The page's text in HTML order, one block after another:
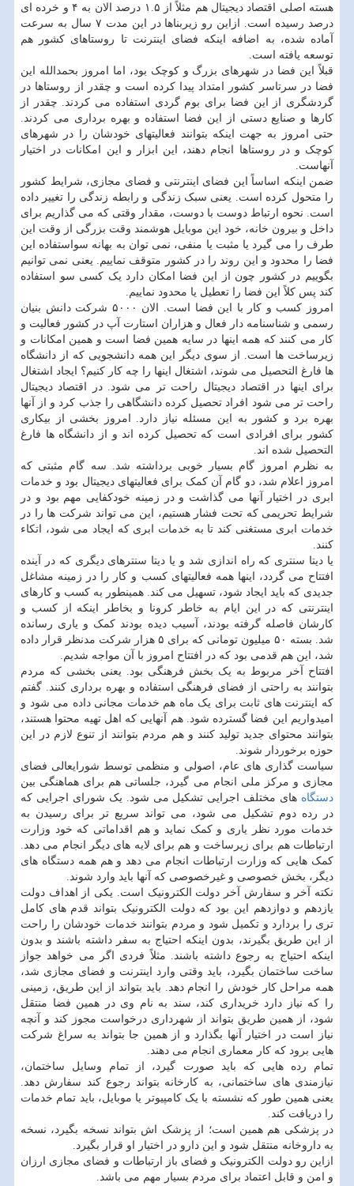
هسته اصلی اقتصاد دیجیتال هم مثلاً از ۱.۵ درصد الان به ۴ و خرده ای
درصد رسیده است. ازاین رو زیربناها در این مدت ۷ سال به سرعت
آماده شده، به اضافه اینکه فضای اینترنت تا روستاهای کشور هم
توسعه یافته است.
قبلاً این فضا در شهرهای بزرگ و کوچک بود، اما امروز بحمدالله این
فضا در سرتاسر کشور امتداد پیدا کرده است و چقدر از روستاها در
گردشگری از این فضا برای بوم گردی استفاده می کردند. چقدر از
کارها و صنایع دستی از این فضا استفاده و بهره برداری می کردند.
حتی امروز به جهت اینکه بتوانند فعالیتهای خودشان را در شهرهای
کوچک و در روستاها انجام دهند، این ابزار و این امکانات در اختیار
آنهاست.
ضمن اینکه اساساً این فضای اینترنتی و فضای مجازی، شرایط کشور
را متحول کرده است. یعنی سبک زندگی و رابطه زندگی را تغییر داده
است. نحوه ارتباط دوست با دوست، مقدار وقتی که می گذاریم برای
داخل و بیرون خانه، خود این موبایل هوشمند وقت بزرگی از وقت این
طرف را می گیرد یا مثبت یا منفی، نمی توان به بهانه سواستفاده این
فضا را محدود و این روند را در کشور متوقف نماییم. یعنی نمی توانیم
بگوییم در کشور چون از این فضا امکان دارد یک کسی سو استفاده
کند پس کلاً این فضا را تعطیل یا محدود نماییم.
امروز کسب و کار با این فضا است. الان ۵۰۰۰ شرکت دانش بنیان
رسمی و شناسنامه دار فعال و هزاران استارت آپ در کشور فعالیت و
کار می کنند که همه اینها در سایه همین فضا است و همین امکانات و
زیرساخت ها است. از سوی دیگر این همه دانشجویی که از دانشگاه
ها فارغ التحصیل می شوند، اشتغال اینها را چه کار کنیم؟ ایجاد اشتغال
برای اینها در اقتصاد دیجیتال راحت تر می شود. در اقتصاد دیجیتال
راحت تر می شود افراد تحصیل کرده دانشگاهی را جذب کرد و از آنها
بهره برد و کشور به این مسئله نیاز دارد. امروز بخشی از بیکاری
کشور برای افرادی است که تحصیل کرده اند و از دانشگاه ها فارغ
التحصیل شده اند.
به نظرم امروز گام بسیار خوبی برداشته شد. سه گام مثبتی که
امروز اعلام شد، دو گام آن کمک برای فعالیتهای دیجیتال بود و خدمات
ابری در اختیار آنها می گذاشت و در زمینه خودکفایی مهم بود و در
شرایط تحریمی که تحت فشار هستیم، این می تواند شرکت ها را در
خدمات ابری مستغنی کند تا به خدمات ابری که ایجاد می شود، اتکاء
کنند.
یا دیتا سنتری که راه اندازی شد و یا دیتا سنترهای دیگری که در آینده
افتتاح می گردد، اینها همه فعالیتهای کسب و کار را در زمینه مشاغل
جدیدی که باید ایجاد شود، تسهیل می کند. همینطور به کسب و کارهای
اینترنتی که در این ایام به خاطر کرونا و بخاطر اینکه از کسب و
کارشان فاصله گرفته بودند، آسیب دیده بودند کمک و یاری رسانده
شد. بسته ۵۰ میلیون تومانی که برای ۵ هزار شرکت مدنظر قرار داده
شد، این هم قدمی بود که در افتتاح امروز با آن مواجه شدیم.
افتتاح آخر مربوط به یک بخش فرهنگی بود. یعنی بخشی که مردم
بتوانند به راحتی از فضای فرهنگی استفاده و بهره برداری کنند. گفتم
که اینترنت های ثابت برای یک ماه هم خدمات مجانی داده می شود و
امیدواریم این فضا گسترده شود. هم آنهایی که اهل تهیه محتوا هستند،
بتوانند محتوای جدید تولید کنند و هم مردم بتوانند از تنوع لازم در این
حوزه برخوردار شوند.
سیاست گذاری های عام، اصولی و منظمی توسط شورایعالی فضای
مجازی و مرکز ملی انجام می گیرد، جلساتی هم برای هماهنگی بین
دستگاه های مختلف اجرایی تشکیل می شود. یک شورای اجرایی که
در رده دوم تشکیل می شود، می تواند سریع تر برای رسیدن به
خدمات مورد نظر یاری و کمک نماید و هم اقداماتی که خود وزارت
ارتباطات هم برای زیرساخت و هم برای لایه های دیگر انجام می دهد.
کمک هایی که وزارت ارتباطات انجام می دهد و هم همه دستگاه های
دیگر، بخش خصوصی و غیرخصوصی که آنها باید وارد شوند.
نکته آخر و سفارش آخر دولت الکترونیک است. یکی از اهداف دولت
یازدهم و دوازدهم این بود که دولت الکترونیک بتواند قدم های کامل
تری را بردارد و تکمیل شود و مردم بتوانند خدمات خودشان را راحت
از این طریق بگیرند، بدون اینکه احتیاج به سفر داشته باشند و بدون
اینکه احتیاج به رجوع داشته باشند. مثلاً فردی اگر می خواهد جواز
ساخت ساختمان بگیرد، باید وقتی وارد اینترنت و فضای مجازی شد،
همه مراحل کار خودش را انجام دهد. باید بتواند از این طریق، زمینی
را که نیاز دارد خریداری کند، سند به نام وی در همین فضا منتقل
شود، از همین طریق بتواند از شهرداری درخواست مجوز کند و آنچه
نیاز است در اختیار آنها بگذارد و از همین جا بتواند به سراغ شرکت
هایی برود که کار معماری انجام می دهند.
تمام رده هایی که باید صورت گیرد، از تمام وسایل ساختمان،
نیازمندی های ساختمانی، به کارخانه بتواند رجوع کند سفارش دهد.
یعنی همین طور که نشسته با یک کامپیوتر یا موبایل، باید تمام خدمات
را دریافت کند.
در پزشکی هم همین است؛ از پزشک اش بتواند نسخه بگیرد، نسخه
به داروخانه منتقل شود و این دارو در اختیار او قرار بگیرد.
ازاین رو دولت الکترونیک و فضای باز ارتباطات و فضای مجازی ارزان
و امن و قابل اعتماد برای مردم بسیار مهم می باشد.